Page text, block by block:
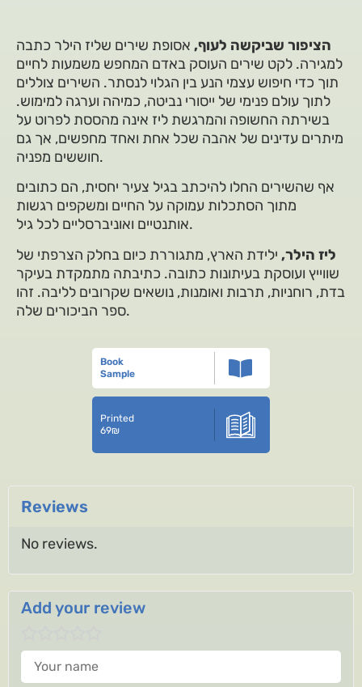
הציפור שביקשה לעוף, אסופת שירים שליז הילר כתבה
למגירה. לקט שירים העוסק באדם המחפש משמעות לחיים
תוך כדי חיפוש עצמי הנע בין הגלוי לנסתר. השירים צוללים
לתוך עולם פנימי של ייסורי נביטה, כמיהה וערגה למימוש.
בשירתה החשופה והמרגשת ליז אינה מהססת לפרוט על
מיתרים עדינים של אהבה שכל אחת ואחד מחפשים, אך גם
חוששים מפניה.
אף שהשירים החלו להיכתב בגיל צעיר יחסית, הם כתובים
מתוך הסתכלות עמוקה על החיים ומשקפים רגשות
אותנטיים ואוניברסליים לכל גיל.
ליז הילר, ילידת הארץ, מתגוררת כיום בחלק הצרפתי של
שווייץ ועוסקת בעיתונות כתובה. כתיבתה מתמקדת בעיקר
בדת, רוחניות, תרבות ואומנות, נושאים שקרובים לליבה. זהו
ספר הביכורים שלה.
Book
Sample
Printed
69₪
Reviews
No reviews.
Add your review
Your name